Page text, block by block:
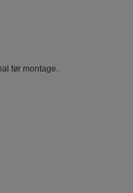
før montage.